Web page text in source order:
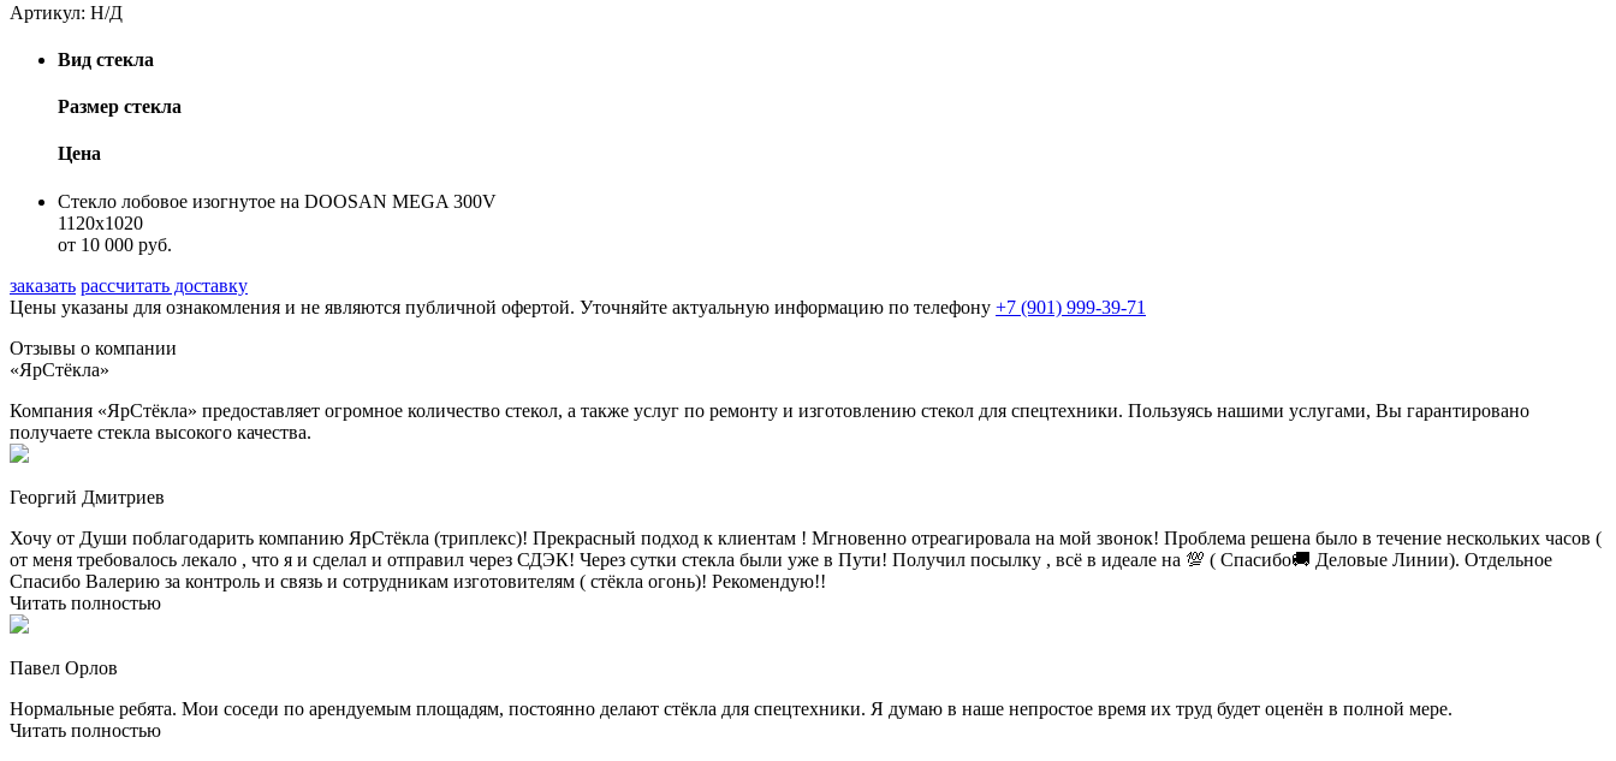
Артикул: Н/Д
Вид стекла
Размер стекла
Цена
Стекло лобовое изогнутое на DOOSAN MEGA 300V
1120x1020
от 10 000 руб.
заказать рассчитать доставку
Цены указаны для ознакомления и не являются публичной офертой. Уточняйте актуальную информацию по телефону +7 (901) 999-39-71
Отзывы о компании
«ЯрСтёкла»
Компания «ЯрСтёкла» предоставляет огромное количество стекол, а также услуг по ремонту и изготовлению стекол для спецтехники. Пользуясь нашими услугами, Вы гарантировано
получаете стекла высокого качества.
Георгий Дмитриев
Хочу от Души поблагодарить компанию ЯрСтёкла (триплекс)! Прекрасный подход к клиентам ! Мгновенно отреагировала на мой звонок! Проблема решена было в течение нескольких часов (
от меня требовалось лекало , что я и сделал и отправил через СДЭК! Через сутки стекла были уже в Пути! Получил посылку , всё в идеале на 💯 ( Спасибо🚚 Деловые Линии). Отдельное
Спасибо Валерию за контроль и связь и сотрудникам изготовителям ( стёкла огонь)! Рекомендую!!
Читать полностью
Павел Орлов
Нормальные ребята. Мои соседи по арендуемым площадям, постоянно делают стёкла для спецтехники. Я думаю в наше непростое время их труд будет оценён в полной мере.
Читать полностью